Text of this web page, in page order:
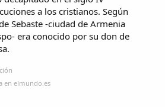
a los cristianos. Según
Sebaste -ciudad de Armenia
era conocido por su don de
en elmundo.es